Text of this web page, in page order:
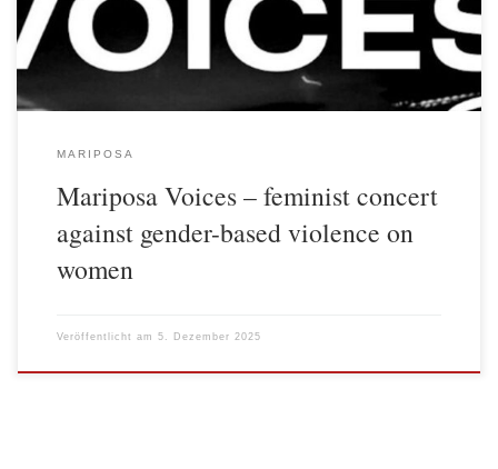
Femizide aufmerksam gemacht. […]
MARIPOSA
Mariposa Voices – feminist concert
against gender-based violence on
women
Veröffentlicht am 5. Dezember 2025